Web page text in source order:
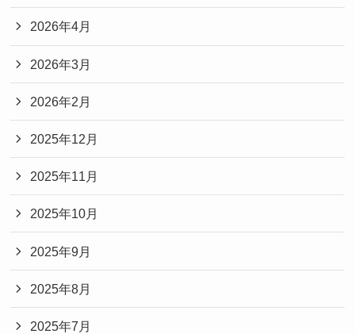
2026年4月
2026年3月
2026年2月
2025年12月
2025年11月
2025年10月
2025年9月
2025年8月
2025年7月